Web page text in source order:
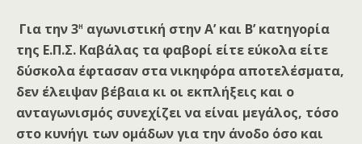
Για την 3η αγωνιστική στην Α’ και Β’ κατηγορία
της Ε.Π.Σ. Καβάλας τα φαβορί είτε εύκολα είτε
δύσκολα έφτασαν στα νικηφόρα αποτελέσματα,
δεν έλειψαν βέβαια κι οι εκπλήξεις και ο
ανταγωνισμός συνεχίζει να είναι μεγάλος, τόσο
στο κυνήγι των ομάδων για την άνοδο όσο και